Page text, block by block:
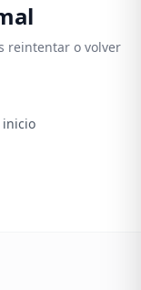
reintentar o volver
inicio